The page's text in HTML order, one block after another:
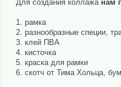
Для создания коллажа нам
1. рамка
2. разнообразные специи,
3. клей ПВА
4. кисточка
5. краска для рамки
6. скотч от Тима Хольца,